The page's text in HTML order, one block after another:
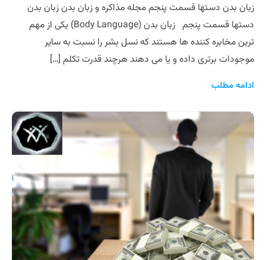
زبان بدن دستها قسمت پنجم مجله مذاکره و زبان بدن زبان بدن
دستها قسمت پنجم زبان بدن (Body Language) یکی از مهم
ترین مخابره کننده ها هستند که نسل بشر را نسبت به سایر
موجودات برتری داده و یا می دهند هرچند قدرت تکلم […]
ادامه مطلب